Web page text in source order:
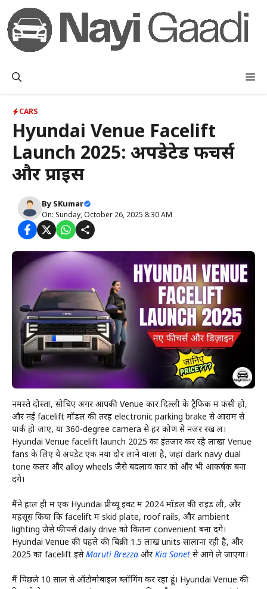
content
CARS
Hyundai Venue Facelift
Launch 2025: अपडेटेड फीचर्स
और प्राइस
By SKumar
On: Sunday, October 26, 2025 8:30 AM
नमस्ते दोस्तों, सोचिए अगर आपकी Venue कार दिल्ली के ट्रैफिक में फंसी हो,
और नई facelift मॉडल की तरह electronic parking brake से आराम से
पार्क हो जाए, या 360-degree camera से हर कोण से नजर रख लें।
Hyundai Venue facelift launch 2025 का इंतजार कर रहे लाखों Venue
fans के लिए ये अपडेट एक नया दौर लाने वाला है, जहां dark navy dual
tone कलर और alloy wheels जैसे बदलाव कार को और भी आकर्षक बना
देंगे।
मैंने हाल ही में एक Hyundai प्रीव्यू इवेंट में 2024 मॉडल की राइड ली, और
महसूस किया कि facelift में skid plate, roof rails, और ambient
lighting जैसे फीचर्स daily drive को कितना convenient बना देंगे।
Hyundai Venue की पहले की बिक्री 1.5 लाख units सालाना रही है, और
2025 का facelift इसेMaruti Brezza और Kia Sonet से आगे ले जाएगा।
मैं पिछले 10 साल से ऑटोमोबाइल ब्लॉगिंग कर रहा हूं। Hyundai Venue की